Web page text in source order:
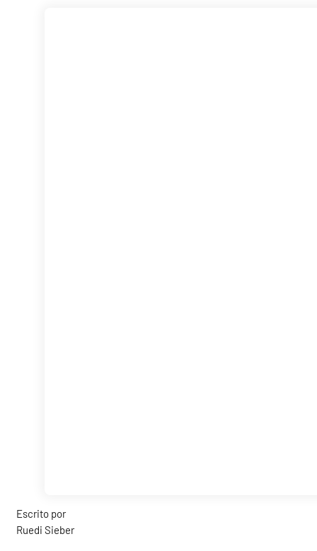
Escrito por
Ruedi Sieber